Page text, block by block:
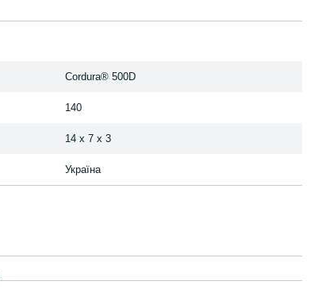
Cordura® 500D
140
14 х 7 х 3
Україна